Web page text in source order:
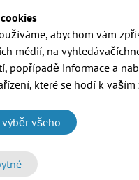
abychom vám
médií, na
popřípadě informace a
které se hodí k vaším
všeho
soubory našich výrobků
Ke stažení